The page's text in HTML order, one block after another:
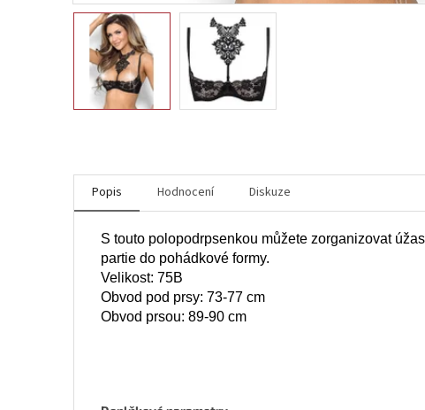
Popis Hodnocení Diskuze
S touto polopodrpsenkou můžete zorganizovat
partie do pohádkové formy.
Velikost: 75B
Obvod pod prsy: 73-77 cm
Obvod prsou: 89-90 cm